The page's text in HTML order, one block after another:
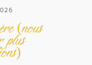
(nous
plus